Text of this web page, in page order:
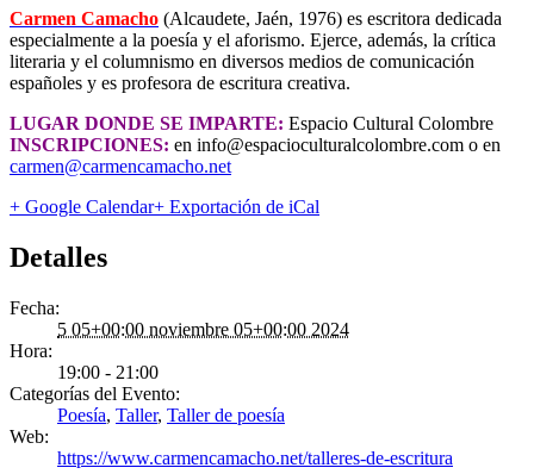
Carmen Camacho (Alcaudete, Jaén, 1976) es escritora dedicada
especialmente a la poesía y el aforismo. Ejerce, además, la crítica
literaria y el columnismo en diversos medios de comunicación
españoles y es profesora de escritura creativa.
LUGAR DONDE SE IMPARTE: Espacio Cultural Colombre
INSCRIPCIONES: en info@espacioculturalcolombre.com o en
carmen@carmencamacho.net
+ Google Calendar+ Exportación de iCal
Detalles
Fecha:
5 05+00:00 noviembre 05+00:00 2024
Hora:
19:00 - 21:00
Categorías del Evento:
Poesía, Taller, Taller de poesía
Web:
https://www.carmencamacho.net/talleres-de-escritura